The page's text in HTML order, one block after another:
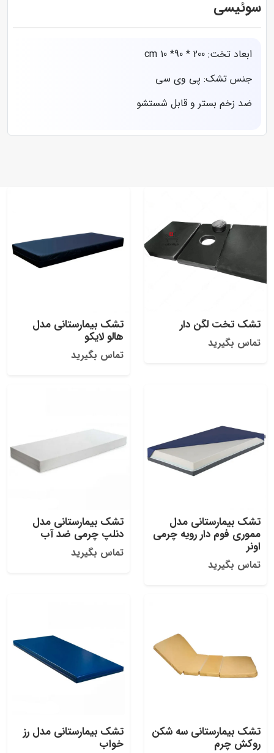
سوئیسی
ابعاد تخت: 200 * 90* 10 cm
جنس تشک: پی وی سی
ضد زخم بستر و قابل شستشو
تشک تخت لگن دار
تماس بگیرید
تشک بیمارستانی مدل
هالو لایکو
تماس بگیرید
تشک بیمارستانی مدل
مموری فوم دار رویه چرمی
اونر
تماس بگیرید
تشک بیمارستانی مدل
دنلپ چرمی ضد آب
تماس بگیرید
تشک بیمارستانی سه شکن
روکش چرم
تشک بیمارستانی مدل رز
خواب